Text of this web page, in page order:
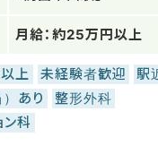
月給：約25万円以上
上 未経験者歓迎
駅
あり
整形外科
ン科